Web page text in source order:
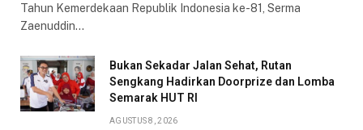
Tahun Kemerdekaan Republik Indonesia ke-81, Serma
Zaenuddin…
Bukan Sekadar Jalan Sehat, Rutan
Sengkang Hadirkan Doorprize dan Lomba
Semarak HUT RI
AGUSTUS 8, 2026